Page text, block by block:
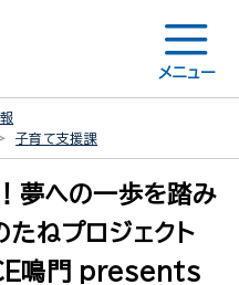
メニュー
子育て支援課
夢への一歩を踏み
たねプロジェクト
鳴門 presents